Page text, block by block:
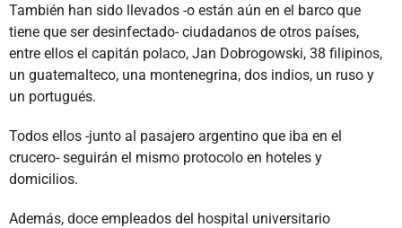
También han sido llevados -o están aún en el barco que
tiene que ser desinfectado- ciudadanos de otros países,
entre ellos el capitán polaco, Jan Dobrogowski, 38 filipinos,
un guatemalteco, una montenegrina, dos indios, un ruso y
un portugués.
Todos ellos -junto al pasajero argentino que iba en el
crucero- seguirán el mismo protocolo en hoteles y
domicilios.
Además, doce empleados del hospital universitario